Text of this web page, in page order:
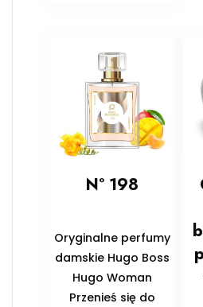
N° 198
Oryginalne perfumy
damskie Hugo Boss
Hugo Woman
Przenieś się do